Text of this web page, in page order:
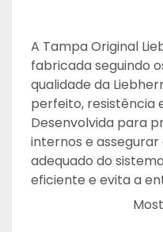
A Tampa Original
fabricada seguindo
qualidade da
perfeito, resistência
Desenvolvida para
internos e
adequado do
eficiente e evita a
para reposição em